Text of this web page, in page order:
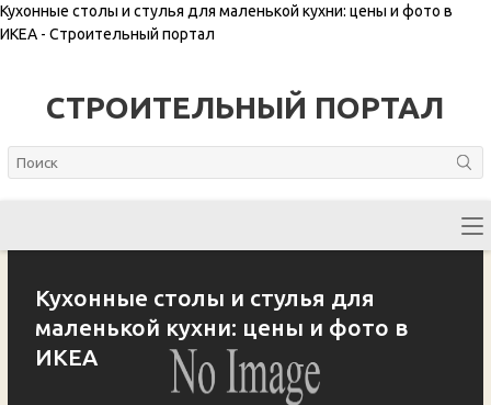
Кухонные столы и стулья для маленькой кухни: цены и фото в
ИКЕА - Строительный портал
СТРОИТЕЛЬНЫЙ ПОРТАЛ
Кухонные столы и стулья для
маленькой кухни: цены и фото в
ИКЕА